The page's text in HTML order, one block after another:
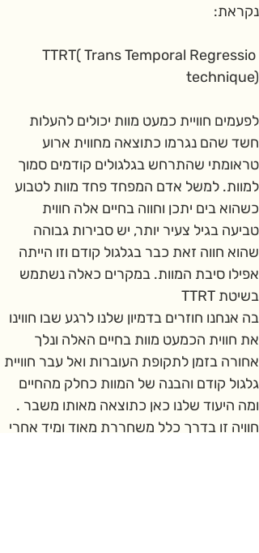
נקראת:
TTRT( Trans Temporal Regressio
technique)
לפעמים חוויית כמעט מוות יכולים להעלות
חשד שהם נגרמו כתוצאה מחווית ארוע
טראומתי שהתרחש בגלגולים קודמים סמוך
למוות. למשל אדם המפחד פחד מוות לטבוע
כשהוא בים יתכן וחווה בחיים אלה חווית
טביעה בגיל צעיר יותר, יש סבירות גבוהה
שהוא חווה זאת כבר בגלגול קודם וזו הייתה
אפילו סיבת המוות. במקרים כאלה נשתמש
בשיטת TTRT
בה אנחנו חוזרים בדמיון שלנו לרגע שבו חווינו
את חווית הכמעט מוות בחיים האלה ונלך
אחורה בזמן לתקופת העוברות ואל עבר חוויית
גלגול קודם והבנה של המוות כחלק מהחיים
ומה היעוד שלנו כאן כתוצאה מאותו משבר .
חוויה זו בדרך כלל משחררת מאוד ומיד אחרי